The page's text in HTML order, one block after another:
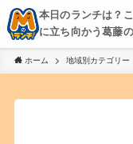
本日のランチは？
に立ち向かう葛藤
京都・神戸を中心
き、飲み歩きを綴る
ホーム 地域別カテゴリー